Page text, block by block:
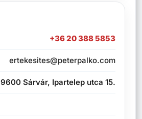
+36 20 388 5853
ertekesites@peterpalko.com
9600 Sárvár, Ipartelep utca 15.